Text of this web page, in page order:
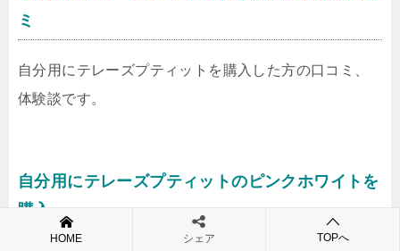
ミ
自分用にテレーズプティットを購入した方の口コミ、
体験談です。
自分用にテレーズプティットのピンクホワイトを
購入
HOME シェア TOPへ